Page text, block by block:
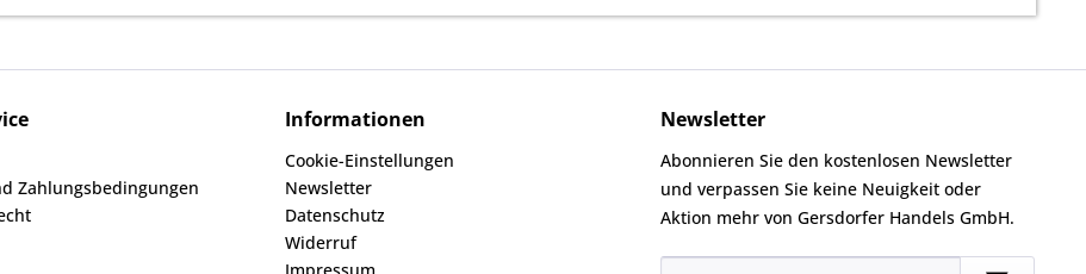
Zahlungsbedingungen
Informationen
Cookie-Einstellungen
Newsletter
Datenschutz
Widerruf
Newsletter
Abonnieren Sie den kostenlosen Newsletter
und verpassen Sie keine Neuigkeit oder
Aktion mehr von Gersdorfer Handels GmbH.